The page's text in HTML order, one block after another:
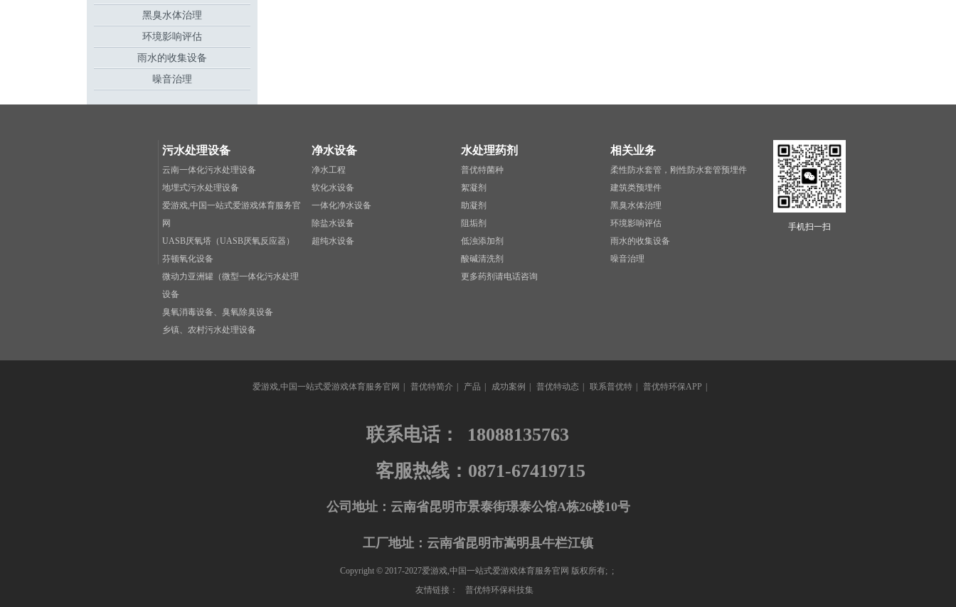
黑臭水体治理
环境影响评估
雨水的收集设备
噪音治理
污水处理设备
云南一体化污水处理设备
地埋式污水处理设备
爱游戏,中国一站式爱游戏体育服务官
网
UASB厌氧塔（UASB厌氧反应器）
芬顿氧化设备
微动力亚洲罐（微型一体化污水处理
设备
臭氧消毒设备、臭氧除臭设备
乡镇、农村污水处理设备
净水设备
净水工程
软化水设备
一体化净水设备
除盐水设备
超纯水设备
水处理药剂
普优特菌种
絮凝剂
助凝剂
阻垢剂
低浊添加剂
酸碱清洗剂
更多药剂请电话咨询
相关业务
柔性防水套管，刚性防水套管预埋件
建筑类预埋件
黑臭水体治理
环境影响评估
雨水的收集设备
噪音治理
手机扫一扫
爱游戏,中国一站式爱游戏体育服务官网 | 普优特简介 | 产品 | 成功案例 | 普优特动态 | 联系普优特 | 普优特环保APP |
联系电话：
18088135763
客服热线：0871-67419715
公司地址：云南省昆明市景泰街璟泰公馆A栋26楼10号
工厂地址：云南省昆明市嵩明县牛栏江镇
Copyright © 2017-2027爱游戏,中国一站式爱游戏体育服务官网 版权所有; ;
友情链接：
普优特环保科技集